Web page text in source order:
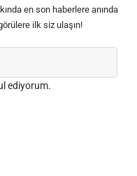
en son haberlere anında
ilk siz ulaşın!
ediyorum.